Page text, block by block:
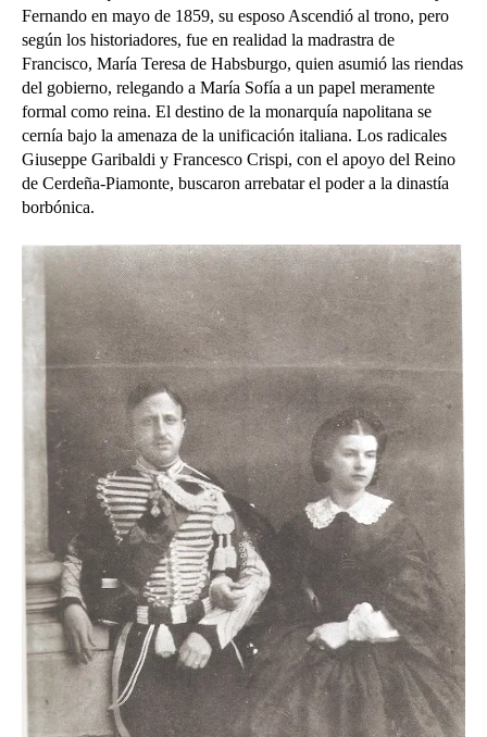
Fernando en mayo de 1859, su esposo Ascendió al trono, pero
según los historiadores, fue en realidad la madrastra de
Francisco, María Teresa de Habsburgo, quien asumió las riendas
del gobierno, relegando a María Sofía a un papel meramente
formal como reina. El destino de la monarquía napolitana se
cernía bajo la amenaza de la unificación italiana. Los radicales
Giuseppe Garibaldi y Francesco Crispi, con el apoyo del Reino
de Cerdeña-Piamonte, buscaron arrebatar el poder a la dinastía
borbónica.